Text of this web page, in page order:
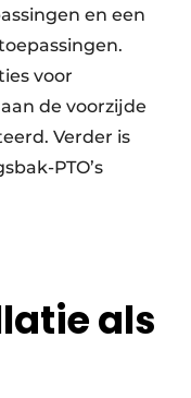
en een
voor
de voorzijde
Verder is
PTO’s
als